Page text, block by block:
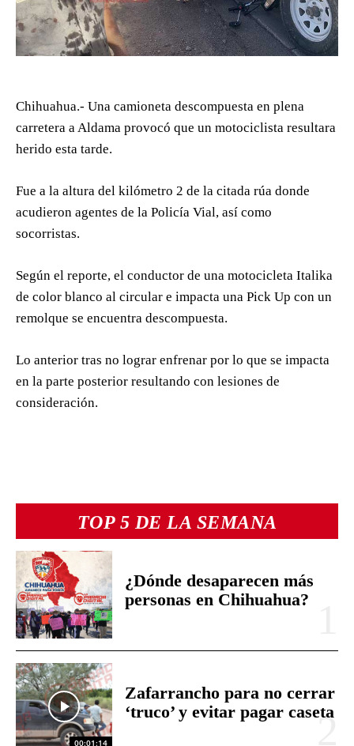
TOP 5 DE LA SEMANA
¿Dónde desaparecen más
personas en Chihuahua?
00:01:14
Zafarrancho para no cerrar
‘truco’ y evitar pagar caseta
Chihuahua.- Una camioneta descompuesta en plena
carretera a Aldama provocó que un motociclista resultara
herido esta tarde.
Fue a la altura del kilómetro 2 de la citada rúa donde
acudieron agentes de la Policía Vial, así como
socorristas.
Según el reporte, el conductor de una motocicleta Italika
de color blanco al circular e impacta una Pick Up con un
remolque se encuentra descompuesta.
Lo anterior tras no lograr enfrenar por lo que se impacta
en la parte posterior resultando con lesiones de
consideración.